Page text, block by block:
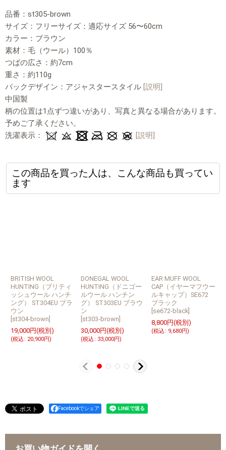
品番：st305-brown
サイズ：フリーサイズ：適応サイズ 56〜60cm
カラー：ブラウン
素材：毛（ウール）100％
つばの広さ：約7cm
重さ：約110g
バックデザイン：アジャスタースタイル [説明]
中国製
柄の位置は1点ずつ違いがあり、写真と異なる場合があります。
予めご了承ください。
洗濯表示：
[説明]
この商品を買った人は、こんな商品も買ってい
ます
BRITISH WOOL
HUNTING（ブリティ
ッシュウール ハンチ
ング） ST304EU ブラ
ウン
st304-brown
19,000円(税別)
(税込: 20,900円)
DONEGAL WOOL
HUNTING（ドニゴー
ルウール ハンチン
グ） ST303EU ブラウ
ン
st303-brown
30,000円(税別)
(税込: 33,000円)
EAR MUFF WOOL
CAP（イヤーマフウー
ルキャップ）SE672
ブラック
se672-black]
8,800円(税別)
(税込: 9,680円)
Facebookでシェア